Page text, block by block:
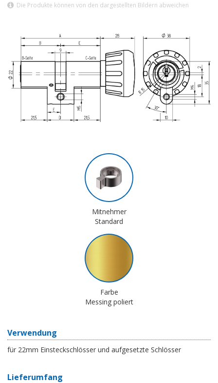
Die Produkte können von den dargestellten Bildern abweichen
Mitnehmer
Standard
Farbe
Messing poliert
Verwendung
für 22mm Einsteckschlösser und aufgesetzte Schlösser
Lieferumfang